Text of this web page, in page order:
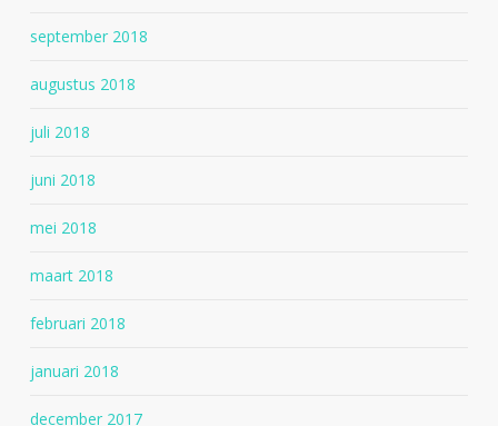
september 2018
augustus 2018
juli 2018
juni 2018
mei 2018
maart 2018
februari 2018
januari 2018
december 2017